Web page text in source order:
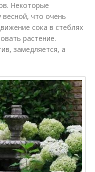
Некоторые
весной, что очень
сока в стеблях
растение.
замедляется, а